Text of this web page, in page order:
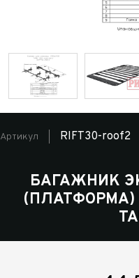
Артикул RIFT30-roof2
БАГАЖНИК
(ПЛАТФОРМА)